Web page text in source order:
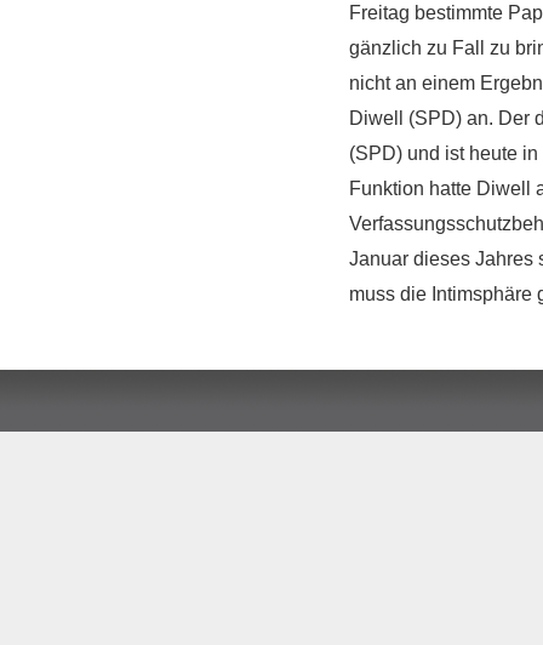
Freitag bestimmte
gänzlich zu Fall zu
nicht an einem
Diwell (SPD) an. Der
(SPD) und ist heute
Funktion hatte Diwell
Januar dieses Jahres
muss die Intimsphäre